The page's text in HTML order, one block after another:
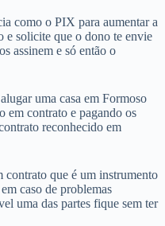
como o PIX para aumentar a
e solicite que o dono te envie
assinem e só então o
uma casa em Formoso
em contrato e pagando os
reconhecido em
contrato que é um instrumento
caso de problemas
uma das partes fique sem ter